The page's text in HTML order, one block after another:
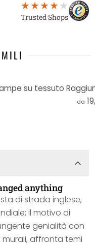
Trusted Shops
su tessuto
da
anything
di strada inglese,
il motivo di
genialità con
murali, affronta temi